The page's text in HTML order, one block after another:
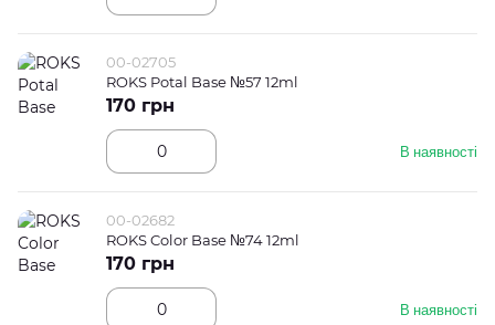
00-02705
ROKS Potal Base №57 12ml
В наявності
170 грн
00-02682
ROKS Color Base №74 12ml
В наявності
170 грн